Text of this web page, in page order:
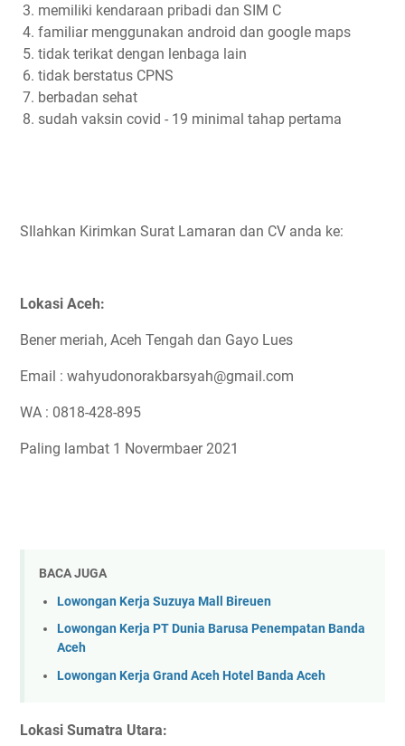
memiliki kendaraan pribadi dan SIM C
familiar menggunakan android dan google maps
tidak terikat dengan lenbaga lain
tidak berstatus CPNS
berbadan sehat
sudah vaksin covid - 19 minimal tahap pertama
SIlahkan Kirimkan Surat Lamaran dan CV anda ke:
Lokasi Aceh:
Bener meriah, Aceh Tengah dan Gayo Lues
Email : wahyudonorakbarsyah@gmail.com
WA : 0818-428-895
Paling lambat 1 Novermbaer 2021
BACA JUGA
Lowongan Kerja Suzuya Mall Bireuen
Lowongan Kerja PT Dunia Barusa Penempatan Banda
Aceh
Lowongan Kerja Grand Aceh Hotel Banda Aceh
Lokasi Sumatra Utara: